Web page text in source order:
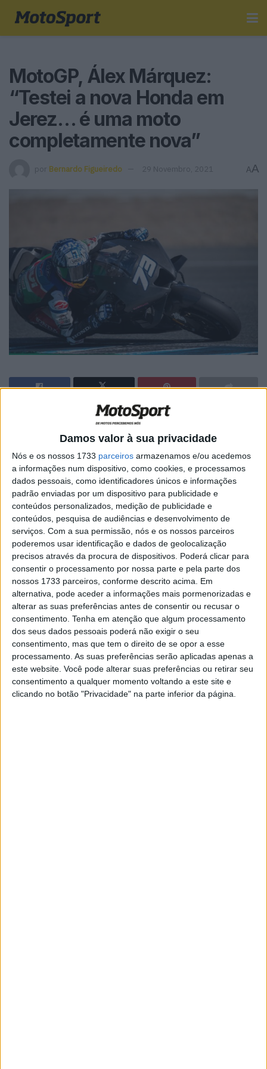
Damos valor à sua privacidade
Nós e os nossos 1733 parceiros armazenamos e/ou acedemos
a informações num dispositivo, como cookies, e processamos
dados pessoais, como identificadores únicos e informações
padrão enviadas por um dispositivo para publicidade e
conteúdos personalizados, medição de publicidade e
conteúdos, pesquisa de audiências e desenvolvimento de
serviços. Com a sua permissão, nós e os nossos parceiros
poderemos usar identificação e dados de geolocalização
precisos através da procura de dispositivos. Poderá clicar para
consentir o processamento por nossa parte e pela parte dos
nossos 1733 parceiros, conforme descrito acima. Em
alternativa, pode aceder a informações mais pormenorizadas e
alterar as suas preferências antes de consentir ou recusar o
consentimento. Tenha em atenção que algum processamento
dos seus dados pessoais poderá não exigir o seu
consentimento, mas que tem o direito de se opor a esse
processamento. As suas preferências serão aplicadas apenas a
este website. Você pode alterar suas preferências ou retirar seu
consentimento a qualquer momento voltando a este site e
clicando no botão "Privacidade" na parte inferior da página.
MotoGP, Álex Márquez:
“Testei a nova Honda em
Jerez… é uma moto
completamente nova”
por Bernardo Figueiredo 29 Novembro, 2021 AA
MotoGP: ‘Hat-trick’ Aprilia em Silverstone!
Primeiras impressões de Raúl, Martín e
Bezzecchi
9 AGOSTO, 2026
MotoGP: Raúl Fernández conquista a maior
vitória da carreira no GP da Grã-Bretanha
9 AGOSTO, 2026
🔊 Ouvir artigo
Álex Márquez admitiu que não só ele, como
todos os pilotos da Honda tiveram dificuldades
no início de 2021, levando a uma época difícil,
embora com melhorias do meio da temporada